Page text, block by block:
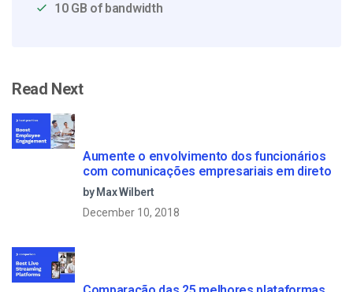
10 GB of bandwidth
Read Next
Aumente o envolvimento dos funcionários
com comunicações empresariais em direto
by Max Wilbert
December 10, 2018